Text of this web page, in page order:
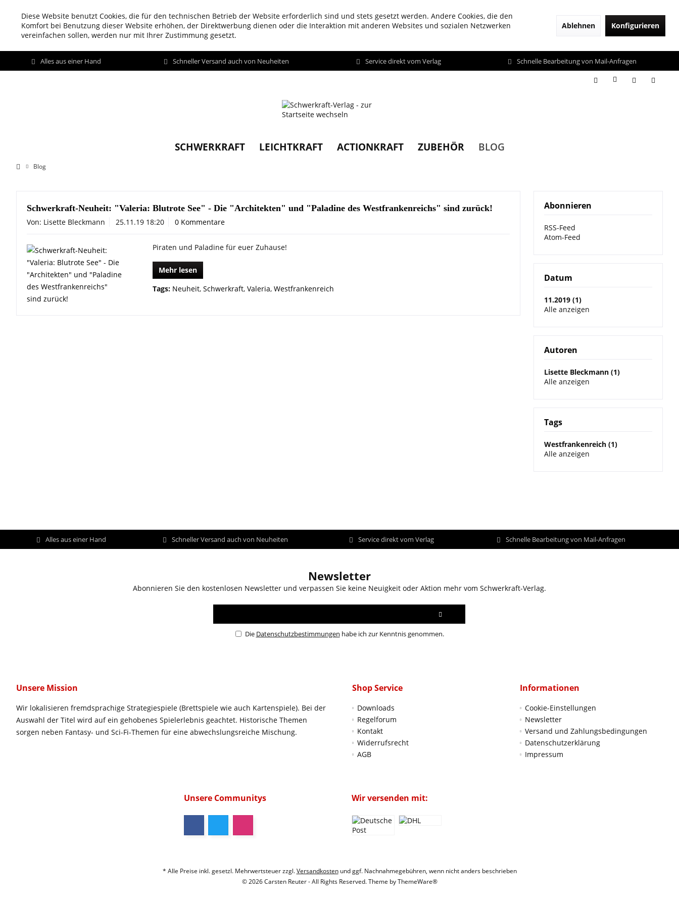
Diese Website benutzt Cookies, die für den technischen Betrieb der Website erforderlich sind und stets gesetzt werden. Andere Cookies, die den
Komfort bei Benutzung dieser Website erhöhen, der Direktwerbung dienen oder die Interaktion mit anderen Websites und sozialen Netzwerken
vereinfachen sollen, werden nur mit Ihrer Zustimmung gesetzt.
Ablehnen Konfigurieren
Alles aus einer Hand Schneller Versand auch von Neuheiten Service direkt vom Verlag Schnelle Bearbeitung von Mail-Anfragen
SCHWERKRAFT LEICHTKRAFT ACTIONKRAFT ZUBEHÖR BLOG
Blog
Abonnieren
RSS-Feed
Atom-Feed
Datum
11.2019 (1)
Alle anzeigen
Autoren
Lisette Bleckmann (1)
Alle anzeigen
Tags
Westfrankenreich (1)
Alle anzeigen
Schwerkraft-Neuheit: "Valeria: Blutrote See" - Die "Architekten" und "Paladine des Westfrankenreichs" sind zurück!
Von: Lisette Bleckmann 25.11.19 18:20 0 Kommentare
Piraten und Paladine für euer Zuhause!
Mehr lesen
Tags: Neuheit, Schwerkraft, Valeria, Westfrankenreich
Alles aus einer Hand Schneller Versand auch von Neuheiten Service direkt vom Verlag Schnelle Bearbeitung von Mail-Anfragen
Newsletter
Abonnieren Sie den kostenlosen Newsletter und verpassen Sie keine Neuigkeit oder Aktion mehr vom Schwerkraft-Verlag.
Die Datenschutzbestimmungen habe ich zur Kenntnis genommen.
Unsere Mission
Wir lokalisieren fremdsprachige Strategiespiele (Brettspiele wie auch Kartenspiele). Bei der
Auswahl der Titel wird auf ein gehobenes Spielerlebnis geachtet. Historische Themen
sorgen neben Fantasy- und Sci-Fi-Themen für eine abwechslungsreiche Mischung.
Shop Service
Downloads
Regelforum
Kontakt
Widerrufsrecht
AGB
Informationen
Cookie-Einstellungen
Newsletter
Versand und Zahlungsbedingungen
Datenschutzerklärung
Impressum
Unsere Communitys Wir versenden mit:
* Alle Preise inkl. gesetzl. Mehrwertsteuer zzgl.Versandkostenund ggf. Nachnahmegebühren, wenn nicht anders beschrieben
© 2026 Carsten Reuter - All Rights Reserved. Theme byThemeWare®